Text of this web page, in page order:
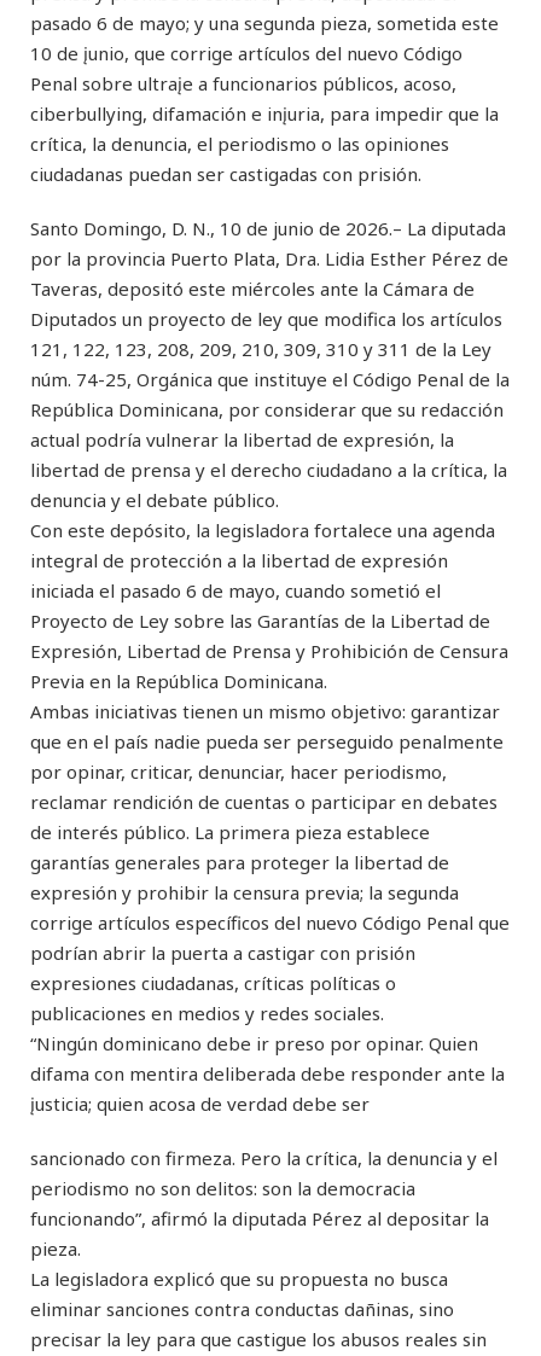
pasado 6 de mayo; y una segunda pieza, sometida este
10 de įunio, que corrige artículos del nuevo Código
Penal sobre ultraįe a funcionarios públicos, acoso,
ciberbullying, difamación e inįuria, para impedir que la
crítica, la denuncia, el periodismo o las opiniones
ciudadanas puedan ser castigadas con prisión.
Santo Domingo, D. N., 10 de junio de 2026.– La diputada
por la provincia Puerto Plata, Dra. Lidia Esther Pérez de
Taveras, depositó este miércoles ante la Cámara de
Diputados un proyecto de ley que modifica los artículos
121, 122, 123, 208, 209, 210, 309, 310 y 311 de la Ley
núm. 74-25, Orgánica que instituye el Código Penal de la
República Dominicana, por considerar que su redacción
actual podría vulnerar la libertad de expresión, la
libertad de prensa y el derecho ciudadano a la crítica, la
denuncia y el debate público.
Con este depósito, la legisladora fortalece una agenda
integral de protección a la libertad de expresión
iniciada el pasado 6 de mayo, cuando sometió el
Proyecto de Ley sobre las Garantías de la Libertad de
Expresión, Libertad de Prensa y Prohibición de Censura
Previa en la República Dominicana.
Ambas iniciativas tienen un mismo objetivo: garantizar
que en el país nadie pueda ser perseguido penalmente
por opinar, criticar, denunciar, hacer periodismo,
reclamar rendición de cuentas o participar en debates
de interés público. La primera pieza establece
garantías generales para proteger la libertad de
expresión y prohibir la censura previa; la segunda
corrige artículos específicos del nuevo Código Penal que
podrían abrir la puerta a castigar con prisión
expresiones ciudadanas, críticas políticas o
publicaciones en medios y redes sociales.
“Ningún dominicano debe ir preso por opinar. Quien
difama con mentira deliberada debe responder ante la
įusticia; quien acosa de verdad debe ser
sancionado con firmeza. Pero la crítica, la denuncia y el
periodismo no son delitos: son la democracia
funcionando”, afirmó la diputada Pérez al depositar la
pieza.
La legisladora explicó que su propuesta no busca
eliminar sanciones contra conductas dañinas, sino
precisar la ley para que castigue los abusos reales sin